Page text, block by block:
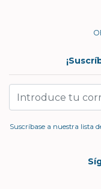
Suscríbase a nuestra lista